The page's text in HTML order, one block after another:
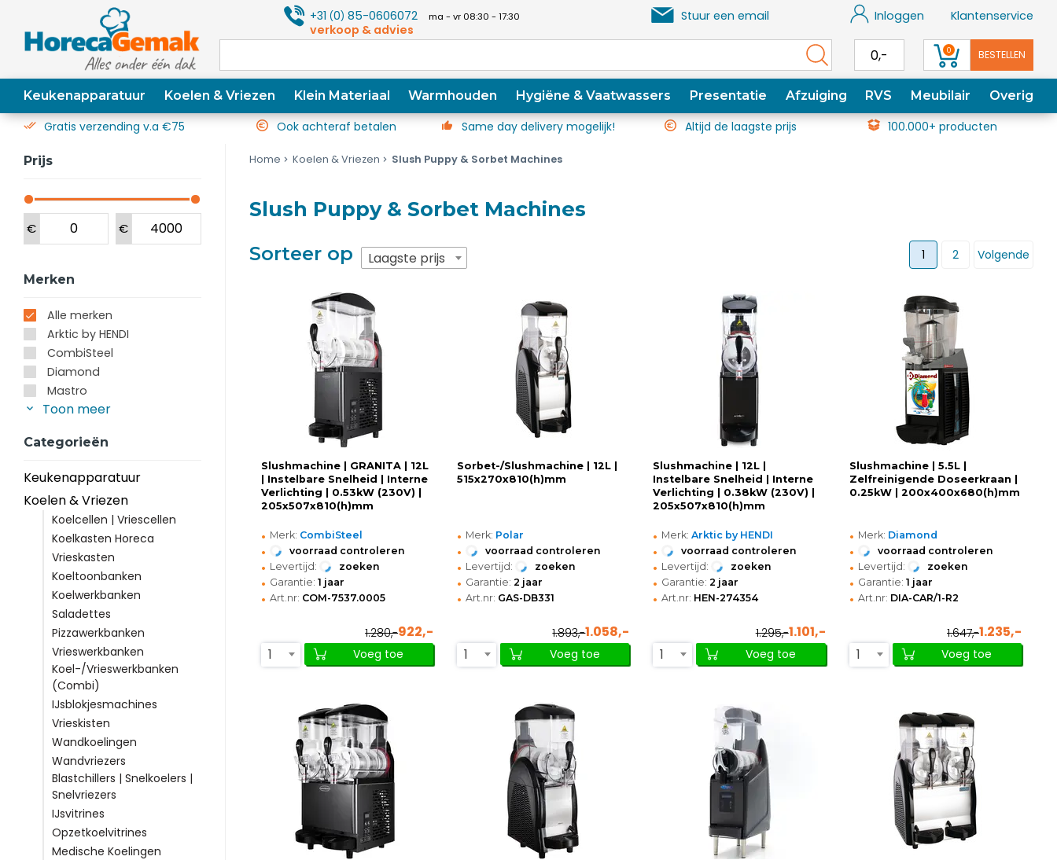
+31(0) 85-0606072 ma - vr 08:30 - 17:30
verkoop & advies
Stuur een email Inloggen Klantenservice
0,- 0 BESTELLEN
Keukenapparatuur Koelen & Vriezen Klein Materiaal Warmhouden Hygiëne & Vaatwassers Presentatie Afzuiging RVS Meubilair Overig
Gratis verzending v.a €75 Ook achteraf betalen Same day delivery mogelijk! Altijd de laagste prijs 100.000+ producten
Prijs
€ €
Merken
Alle merken
Arktic by HENDI
CombiSteel
Diamond
Mastro
Toon meer
Categorieën
Keukenapparatuur
Koelen & Vriezen
Koelcellen | Vriescellen
Koelkasten Horeca
Vrieskasten
Koeltoonbanken
Koelwerkbanken
Saladettes
Pizzawerkbanken
Vrieswerkbanken
Koel-/Vrieswerkbanken
(Combi)
IJsblokjesmachines
Vrieskisten
Wandkoelingen
Wandvriezers
Blastchillers | Snelkoelers |
Snelvriezers
IJsvitrines
Opzetkoelvitrines
Medische Koelingen
Home Koelen & Vriezen Slush Puppy & Sorbet Machines
Slush Puppy & Sorbet Machines
Sorteer op Laagste prijs 1 2 Volgende
Slushmachine | GRANITA | 12L
| Instelbare Snelheid | Interne
Verlichting | 0.53kW (230V) |
205x507x810(h)mm
• Merk: CombiSteel
• voorraad controleren
• Levertijd: zoeken
• Garantie: 1 jaar
• Art.nr: COM-7537.0005
1.280,-922,-
1
Voeg toe
Sorbet-/Slushmachine | 12L |
515x270x810(h)mm
• Merk: Polar
• voorraad controleren
• Levertijd: zoeken
• Garantie: 2 jaar
• Art.nr: GAS-DB331
1.893,-1.058,-
1
Voeg toe
Slushmachine | 12L |
Instelbare Snelheid | Interne
Verlichting | 0.38kW (230V) |
205x507x810(h)mm
• Merk: Arktic by HENDI
• voorraad controleren
• Levertijd: zoeken
• Garantie: 2 jaar
• Art.nr: HEN-274354
1.295,-1.101,-
1
Voeg toe
Slushmachine | 5.5L |
Zelfreinigende Doseerkraan |
0.25kW | 200x400x680(h)mm
• Merk: Diamond
• voorraad controleren
• Levertijd: zoeken
• Garantie: 1 jaar
• Art.nr: DIA-CAR/1-R2
1.647,-1.235,-
1
Voeg toe